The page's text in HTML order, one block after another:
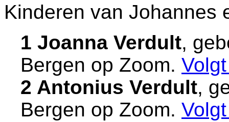
Kinderen van Johannes
1 Joanna Verdult,
Bergen op Zoom.
2 Antonius Verdult,
Bergen op Zoom.